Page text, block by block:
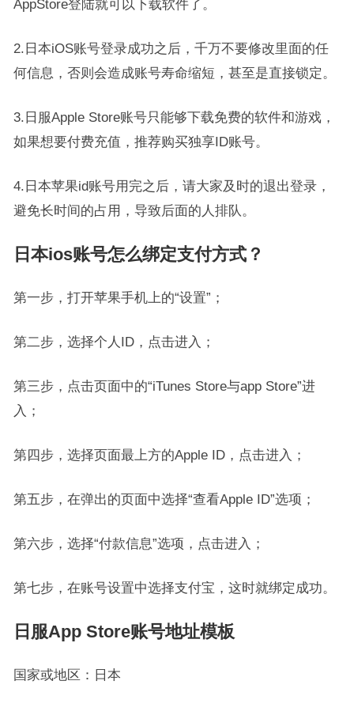
AppStore登陆就可以下载软件了。
2.日本iOS账号登录成功之后，千万不要修改里面的任
何信息，否则会造成账号寿命缩短，甚至是直接锁定。
3.日服Apple Store账号只能够下载免费的软件和游戏，
如果想要付费充值，推荐购买独享ID账号。
4.日本苹果id账号用完之后，请大家及时的退出登录，
避免长时间的占用，导致后面的人排队。
日本ios账号怎么绑定支付方式？
第一步，打开苹果手机上的“设置”；
第二步，选择个人ID，点击进入；
第三步，点击页面中的“iTunes Store与app Store”进
入；
第四步，选择页面最上方的Apple ID，点击进入；
第五步，在弹出的页面中选择“查看Apple ID”选项；
第六步，选择“付款信息”选项，点击进入；
第七步，在账号设置中选择支付宝，这时就绑定成功。
日服App Store账号地址模板
国家或地区：日本